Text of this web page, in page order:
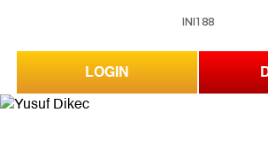
INI188
LOGIN